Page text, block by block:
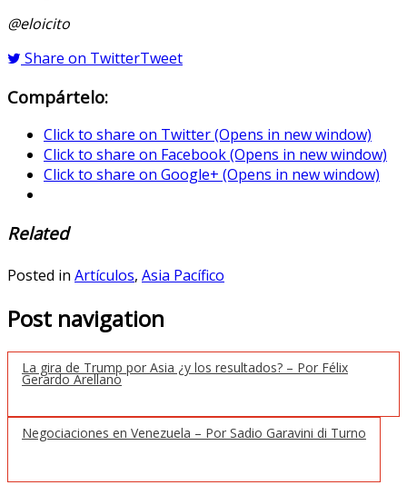
@eloicito
Share on TwitterTweet
Compártelo:
Click to share on Twitter (Opens in new window)
Click to share on Facebook (Opens in new window)
Click to share on Google+ (Opens in new window)
Related
Posted in Artículos, Asia Pacífico
Post navigation
La gira de Trump por Asia ¿y los resultados? – Por Félix
Gerardo Arellano
Negociaciones en Venezuela – Por Sadio Garavini di Turno